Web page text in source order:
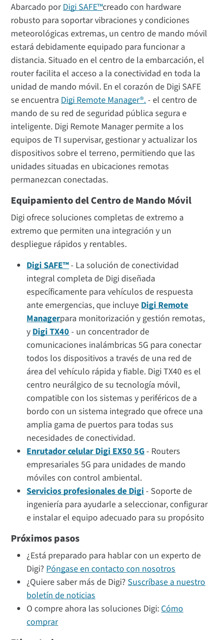
Abarcado porDigi SAFE™creado con hardware
robusto para soportar vibraciones y condiciones
meteorológicas extremas, un centro de mando móvil
estará debidamente equipado para funcionar a
distancia. Situado en el centro de la embarcación, el
router facilita el acceso a la conectividad en toda la
unidad de mando móvil. En el corazón de Digi SAFE
se encuentra Digi Remote Manager®.- el centro de
mando de su red de seguridad pública segura e
inteligente. Digi Remote Manager permite a los
equipos de TI supervisar, gestionar y actualizar los
dispositivos sobre el terreno, permitiendo que las
unidades situadas en ubicaciones remotas
permanezcan conectadas.
Equipamiento del Centro de Mando Móvil
Digi ofrece soluciones completas de extremo a
extremo que permiten una integración y un
despliegue rápidos y rentables.
Digi SAFE™- La solución de conectividad
integral completa de Digi diseñada
específicamente para vehículos de respuesta
ante emergencias, que incluye Digi Remote
Managerpara monitorización y gestión remotas,
y Digi TX40 - un concentrador de
comunicaciones inalámbricas 5G para conectar
todos los dispositivos a través de una red de
área del vehículo rápida y fiable. Digi TX40 es el
centro neurálgico de su tecnología móvil,
compatible con los sistemas y periféricos de a
bordo con un sistema integrado que ofrece una
amplia gama de puertos para todas sus
necesidades de conectividad.
Enrutador celular Digi EX50 5G- Routers
empresariales 5G para unidades de mando
móviles con control ambiental.
Servicios profesionales de Digi - Soporte de
ingeniería para ayudarle a seleccionar, configurar
e instalar el equipo adecuado para su propósito
Próximos pasos
¿Está preparado para hablar con un experto de
Digi? Póngase en contacto con nosotros
¿Quiere saber más de Digi? Suscríbase a nuestro
boletín de noticias
O compre ahora las soluciones Digi: Cómo
comprar